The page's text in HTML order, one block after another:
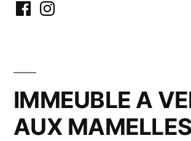
FacebookInstagram
IMMEUBLE A
AUX MAMELLES